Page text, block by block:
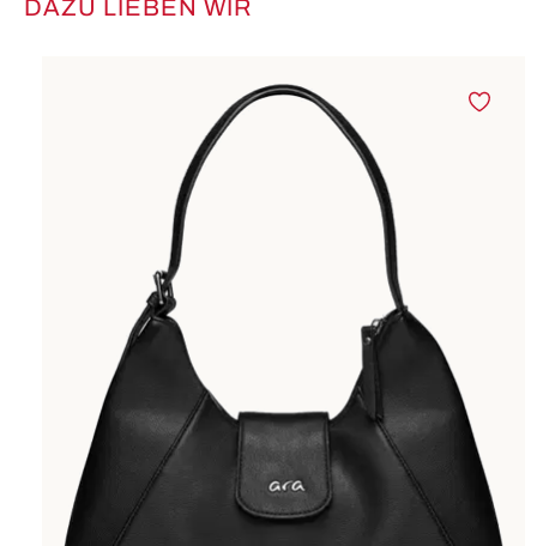
Produktgalerie überspringen
DAZU LIEBEN WIR